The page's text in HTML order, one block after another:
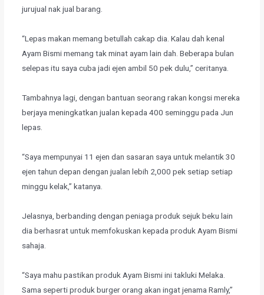
jurujual nak jual barang.
“Lepas makan memang betullah cakap dia. Kalau dah kenal
Ayam Bismi memang tak minat ayam lain dah. Beberapa bulan
selepas itu saya cuba jadi ejen ambil 50 pek dulu,” ceritanya.
Tambahnya lagi, dengan bantuan seorang rakan kongsi mereka
berjaya meningkatkan jualan kepada 400 seminggu pada Jun
lepas.
“Saya mempunyai 11 ejen dan sasaran saya untuk melantik 30
ejen tahun depan dengan jualan lebih 2,000 pek setiap setiap
minggu kelak,” katanya.
Jelasnya, berbanding dengan peniaga produk sejuk beku lain
dia berhasrat untuk memfokuskan kepada produk Ayam Bismi
sahaja.
“Saya mahu pastikan produk Ayam Bismi ini takluki Melaka.
Sama seperti produk burger orang akan ingat jenama Ramly,”